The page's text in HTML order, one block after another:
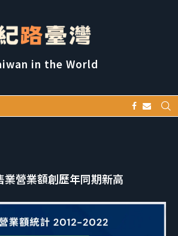
in the World
營業額創歷年同期新高